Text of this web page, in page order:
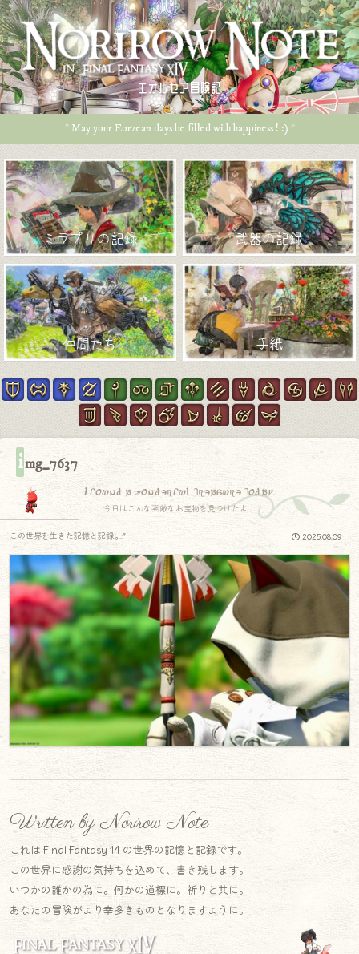
エオルゼア冒険記
* May your Eorzean days be filled with happiness ! :) *
ミラプリの記録 武器の記録
仲間たち 手紙
img_7637
I found a wonderful treasure today.
今日はこんな素敵なお宝物を見つけたよ！
2025.08.09
この世界を生きた記憶と記録.｡.:*
Written by Norirow Note
これは Final Fantasy 14 の世界の記憶と記録です。
この世界に感謝の気持ちを込めて、書き残します。
いつかの誰かの為に。何かの道標に。祈りと共に。
あなたの冒険がより幸多きものとなりますように。